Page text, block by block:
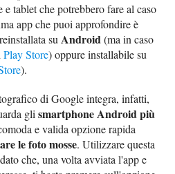
tablet che potrebbero fare al caso
app che puoi approfondire è
su Android(ma in caso
Play Store) oppure installabile su
).
di Google integra, infatti,
glismartphone Android più
e valida opzione rapida
le foto mosse. Utilizzare questa
che, una volta avviata l'app e